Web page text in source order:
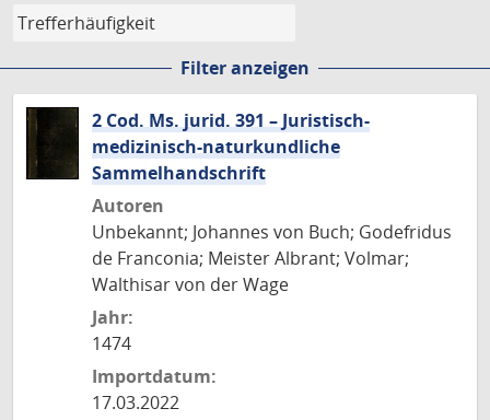
Filter anzeigen
2 Cod. Ms. jurid. 391 – Juristisch-
medizinisch-naturkundliche
Sammelhandschrift
Autoren
Unbekannt; Johannes von Buch; Godefridus
de Franconia; Meister Albrant; Volmar;
Walthisar von der Wage
Jahr:
1474
Importdatum:
17.03.2022